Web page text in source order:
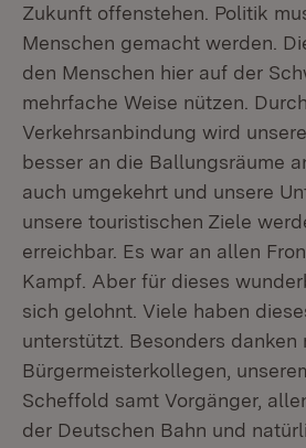
Zukunft offenstehen. Politik
Menschen gemacht werden.
den Menschen hier auf der
mehrfache Weise nützen.
Verkehrsanbindung wird
besser an die Ballungsräume
auch umgekehrt und unsere
unsere touristischen Ziele
erreichbar. Es war an allen
Kampf. Aber für dieses
sich gelohnt. Viele haben
unterstützt. Besonders danken
Bürgermeisterkollegen,
Scheffold samt Vorgänger,
der Deutschen Bahn und